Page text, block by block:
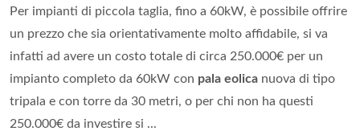
Per impianti di piccola taglia, fino a 60kW, è possibile offrire
un prezzo che sia orientativamente molto affidabile, si va
infatti ad avere un costo totale di circa 250.000€ per un
impianto completo da 60kW con pala eolica nuova di tipo
tripala e con torre da 30 metri, o per chi non ha questi
250.000€ da investire si ...